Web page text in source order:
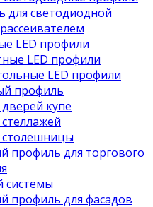
для светодиодной
LED профили
LED профили
LED профили
профиль
купе
профиль для торгового
системы
профиль для фасадов